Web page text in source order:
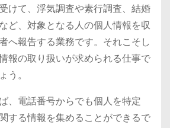
けて、浮気調査や素行調査、結婚
ど、対象となる人の個人情報を収
へ報告する業務です。それこそし
報の取り扱いが求められる仕事で
う。
、電話番号からでも個人を特定
する情報を集めることができるで